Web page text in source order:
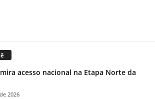
acesso nacional na Etapa Norte da
2026